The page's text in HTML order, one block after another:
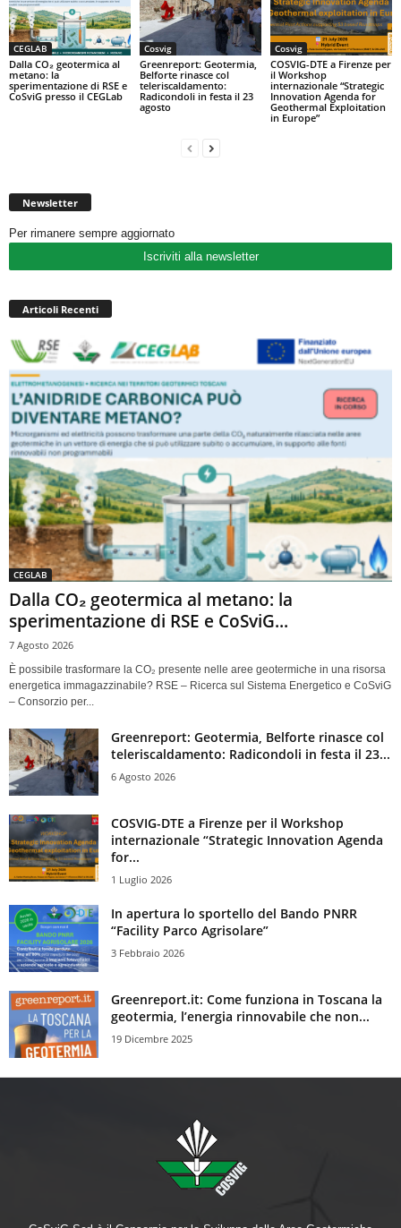
CEGLAB
Dalla CO₂ geotermica al
metano: la
sperimentazione di RSE e
CoSviG presso il CEGLab
Cosvig
Greenreport: Geotermia,
Belforte rinasce col
teleriscaldamento:
Radicondoli in festa il 23
agosto
Cosvig
COSVIG-DTE a Firenze per
il Workshop
internazionale “Strategic
Innovation Agenda for
Geothermal Exploitation
in Europe”
Newsletter
Per rimanere sempre aggiornato
Iscriviti alla newsletter
Articoli Recenti
CEGLAB
Dalla CO₂ geotermica al metano: la
sperimentazione di RSE e CoSviG...
7 Agosto 2026
È possibile trasformare la CO₂ presente nelle aree geotermiche in una risorsa
energetica immagazzinabile? RSE – Ricerca sul Sistema Energetico e CoSviG
– Consorzio per...
Greenreport: Geotermia, Belforte rinasce col
teleriscaldamento: Radicondoli in festa il 23...
6 Agosto 2026
COSVIG-DTE a Firenze per il Workshop
internazionale “Strategic Innovation Agenda
for...
1 Luglio 2026
In apertura lo sportello del Bando PNRR
“Facility Parco Agrisolare”
3 Febbraio 2026
Greenreport.it: Come funziona in Toscana la
geotermia, l’energia rinnovabile che non...
19 Dicembre 2025